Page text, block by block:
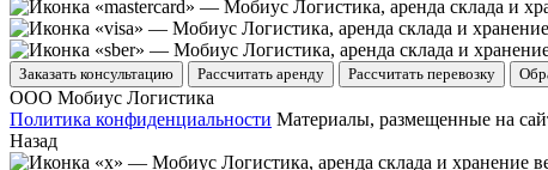
Заказать консультацию Рассчитать аренду Рассчитать перевозку
ООО Мобиус Логистика
Политика конфиденциальности Материалы, размещенные на
Назад